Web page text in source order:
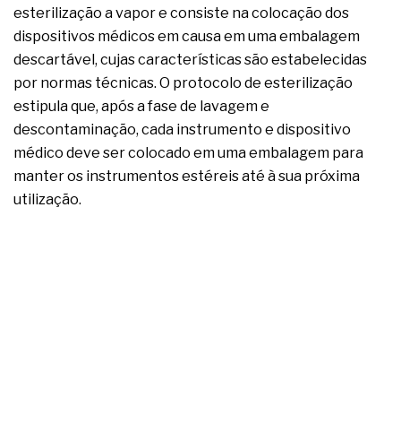
esterilização a vapor e consiste na colocação dos
dispositivos médicos em causa em uma embalagem
descartável, cujas características são estabelecidas
por normas técnicas. O protocolo de esterilização
estipula que, após a fase de lavagem e
descontaminação, cada instrumento e dispositivo
médico deve ser colocado em uma embalagem para
manter os instrumentos estéreis até à sua próxima
utilização.